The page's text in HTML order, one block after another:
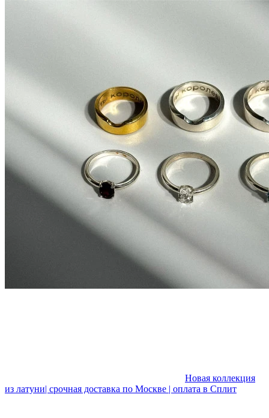
Новая коллекция
из латуни| срочная доставка по Москве | оплата в Сплит